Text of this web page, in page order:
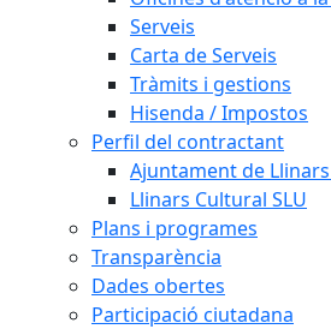
Serveis
Carta de Serveis
Tràmits i gestions
Hisenda / Impostos
Perfil del contractant
Ajuntament de
Llinars Cultural SLU
Plans i programes
Transparència
Dades obertes
Participació ciutadana